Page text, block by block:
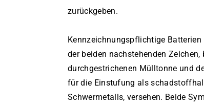
zurückgeben.
Kennzeichnungspflichtige
der beiden nachstehenden Zeichen,
durchgestrichenen Mülltonne und
für die Einstufung als
Schwermetalls, versehen. Beide